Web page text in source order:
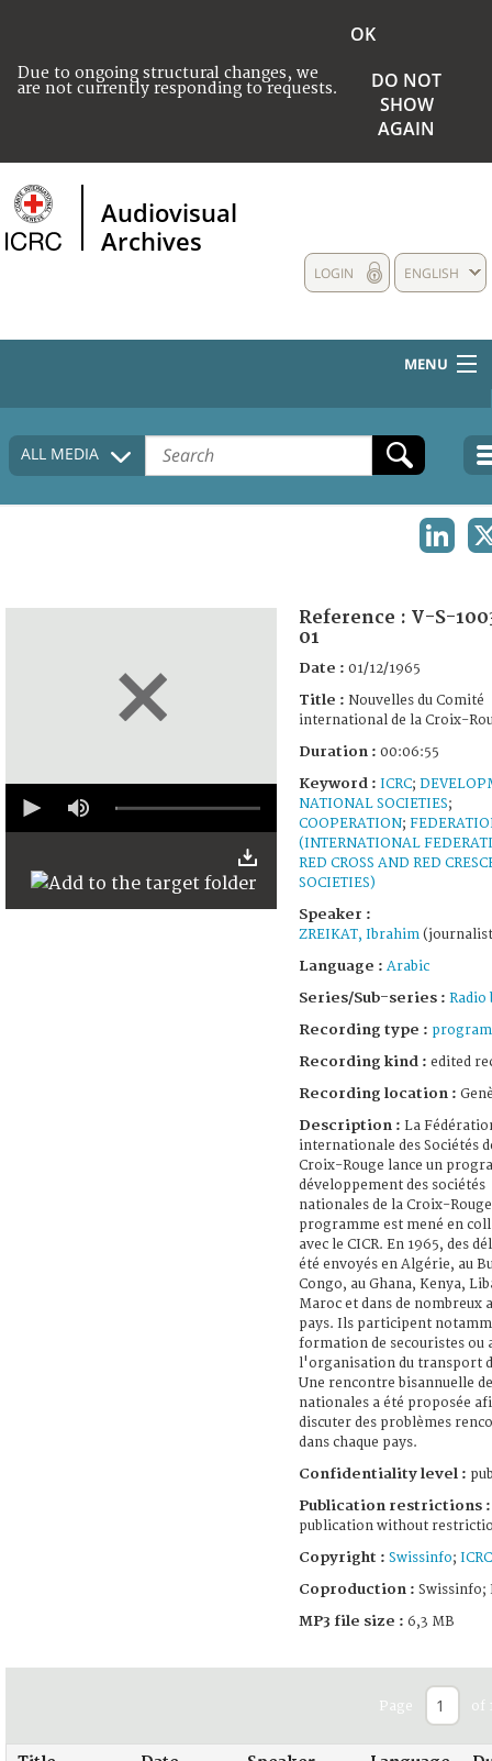
Due to ongoing structural changes, we
are not currently responding to requests.
OK
DO NOT
SHOW
AGAIN
Audiovisual
Archives
ENGLISH
LOGIN
MENU
HOME
COLLECTIONS DESCRIPTION
ALL MEDIA
seconds
Reference : V-S-
01
Date : 01/12/1965
Title : Nouvelles du Comité
international de la Croix-
Duration : 00:06:55
Keyword : ICRC;
NATIONAL SOCIETIES;
COOPERATION;
(INTERNATIONAL
RED CROSS AND RED
SOCIETIES)
Speaker :
ZREIKAT, Ibrahim
Language : Arabic
Series/Sub-series : Radio
Recording type : program
Recording kind : edited
Recording location :
Description : La
internationale des Sociétés
Croix-Rouge lance un
développement des sociétés
nationales de la Croix-
programme est mené en
avec le CICR. En 1965, des
été envoyés en Algérie, au
Congo, au Ghana, Kenya,
Maroc et dans de nombreux
pays. Ils participent
formation de secouristes ou
l'organisation du transport
Une rencontre bisannuelle
nationales a été proposée
discuter des problèmes
dans chaque pays.
Confidentiality level :
Publication restrictions :
publication without
Copyright : Swissinfo; ICRC
Coproduction : Swissinfo;
MP3 file size : 6,3 MB
Page of